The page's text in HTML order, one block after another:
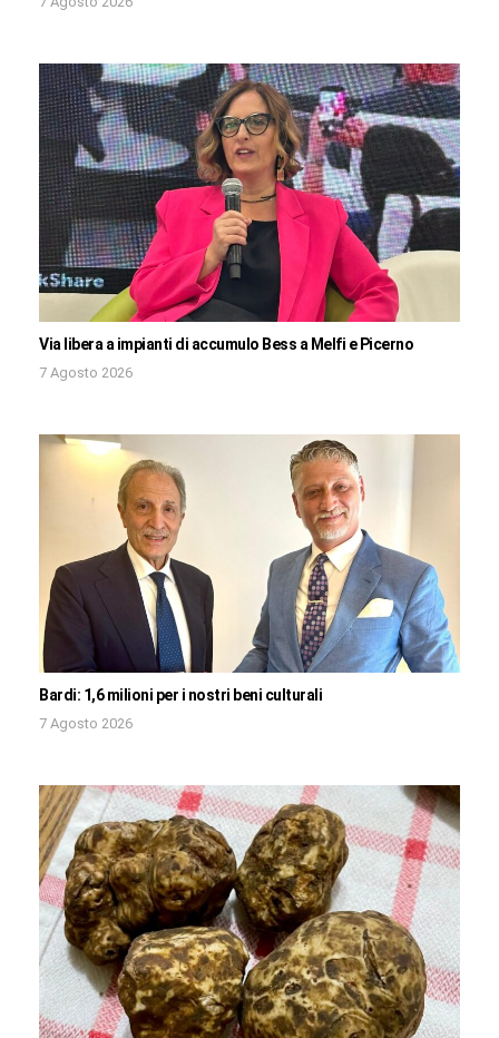
Via libera a impianti di accumulo Bess a Melfi e Picerno
7 Agosto 2026
Bardi: 1,6 milioni per i nostri beni culturali
7 Agosto 2026